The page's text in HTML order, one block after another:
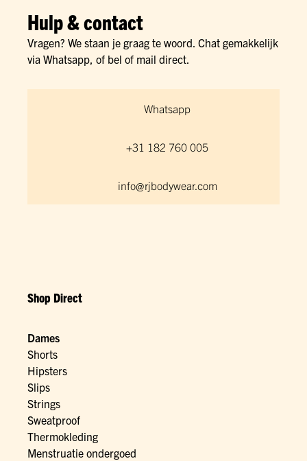
Hulp & contact
Vragen? We staan je graag te woord. Chat gemakkelijk
via Whatsapp, of bel of mail direct.
Whatsapp
+31 182 760 005
info@rjbodywear.com
Shop Direct
Dames
Shorts
Hipsters
Slips
Strings
Sweatproof
Thermokleding
Menstruatie ondergoed